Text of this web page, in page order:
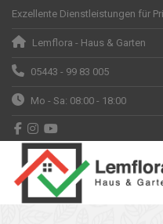
Exzellente Dienstleistungen für
Lemflora - Haus & Garten
05443 - 99 83 005
Mo - Sa: 08:00 - 18:00